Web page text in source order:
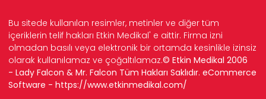
Bu sitede kullanılan resimler, metinler ve diğer tüm
içeriklerin telif hakları Etkin Medikal' e aittir. Firma izni
olmadan basılı veya elektronik bir ortamda kesinlikle izinsiz
olarak kullanılamaz ve çoğaltılamaz.© Etkin Medikal 2006
- Lady Falcon & Mr. Falcon Tüm Hakları Saklıdır. eCommerce
Software - https://www.etkinmedikal.com/